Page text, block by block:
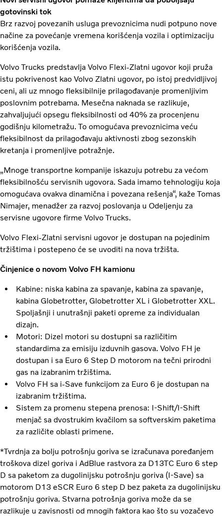
gotovinski tok
Brz razvoj povezanih usluga prevoznicima nudi potpuno nove
načine za povećanje vremena korišćenja vozila i optimizaciju
korišćenja vozila.
Volvo Trucks predstavlja Volvo Flexi-Zlatni ugovor koji pruža
istu pokrivenost kao Volvo Zlatni ugovor, po istoj predvidljivoj
ceni, ali uz mnogo fleksibilnije prilagođavanje promenljivim
poslovnim potrebama. Mesečna naknada se razlikuje,
zahvaljujući opsegu fleksibilnosti od 40% za procenjenu
godišnju kilometražu. To omogućava prevoznicima veću
fleksibilnost da prilagođavaju aktivnosti zbog sezonskih
kretanja i promenljive potražnje.
„Mnoge transportne kompanije iskazuju potrebu za većom
fleksibilnošću servisnih ugovora. Sada imamo tehnologiju koja
omogućava ovakva dinamična i povezana rešenja“, kaže Tomas
Nimajer, menadžer za razvoj poslovanja u Odeljenju za
servisne ugovore firme Volvo Trucks.
Volvo Flexi-Zlatni servisni ugovor je dostupan na pojedinim
tržištima i postepeno će se uvoditi na nova tržišta.
Činjenice o novom Volvo FH kamionu
Kabine: niska kabina za spavanje, kabina za spavanje,
kabina Globetrotter, Globetrotter XL i Globetrotter XXL.
Spoljašnji i unutrašnji paketi opreme za individualan
dizajn.
Motori: Dizel motori su dostupni sa različitim
standardima za emisiju izduvnih gasova. Volvo FH je
dostupan i sa Euro 6 Step D motorom na tečni prirodni
gas na izabranim tržištima.
Volvo FH sa i-Save funkcijom za Euro 6 je dostupan na
izabranim tržištima.
Sistem za promenu stepena prenosa: I-Shift/I-Shift
menjač sa dvostrukim kvačilom sa softverskim paketima
za različite oblasti primene.
*Tvrdnja za bolju potrošnju goriva se izračunava poređanjem
troškova dizel goriva i AdBlue rastvora za D13TC Euro 6 step
D sa paketom za dugolinijsku potrošnju goriva (I-Save) sa
motorom D13 eSCR Euro 6 step D bez paketa za dugolinijsku
potrošnju goriva. Stvarna potrošnja goriva može da se
razlikuje u zavisnosti od mnogih faktora kao što su vozačevo